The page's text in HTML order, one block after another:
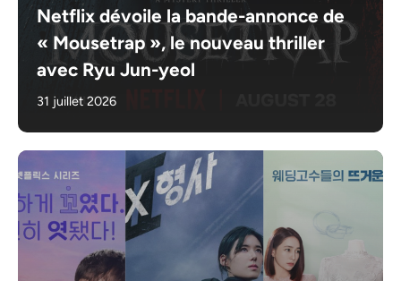
Netflix dévoile la bande-annonce de
« Mousetrap », le nouveau thriller
avec Ryu Jun-yeol
31 juillet 2026